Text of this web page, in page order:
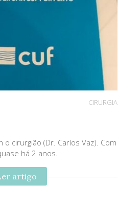
CIRURGIA
cirurgião (Dr. Carlos Vaz). Com
há 2 anos.
artigo